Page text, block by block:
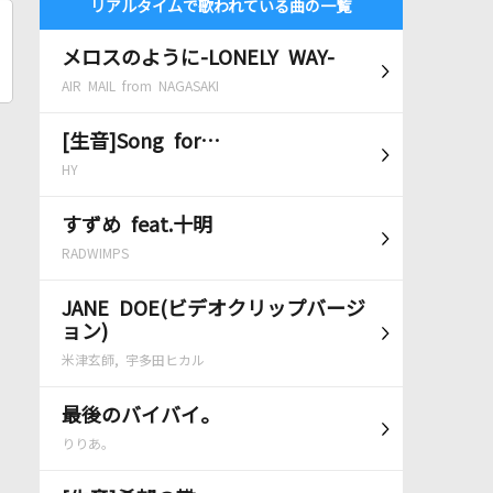
リアルタイムで歌われている曲の一覧
メロスのように-LONELY WAY-
AIR MAIL from NAGASAKI
[生音]Song for…
HY
すずめ feat.十明
RADWIMPS
JANE DOE(ビデオクリップバージ
ョン)
米津玄師, 宇多田ヒカル
最後のバイバイ。
りりあ。